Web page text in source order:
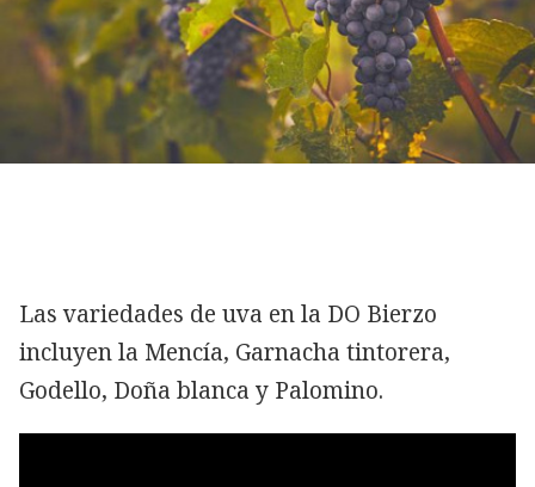
Las variedades de uva en la DO Bierzo
incluyen la Mencía, Garnacha tintorera,
Godello, Doña blanca y Palomino.